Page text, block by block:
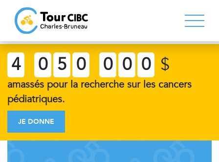
4 0 5 0 0 0 0 $
amassés pour la recherche sur les cancers
pédiatriques.
JE DONNE